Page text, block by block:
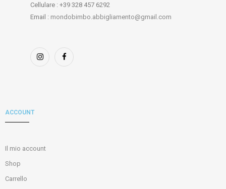
Cellulare : +39 328 457 6292
Email : mondobimbo.abbigliamento@gmail.com
ACCOUNT
Il mio account
Shop
Carrello